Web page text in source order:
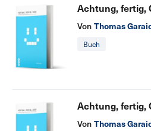
Achtung, fertig,
Von Thomas
Buch
Achtung, fertig,
Von Thomas